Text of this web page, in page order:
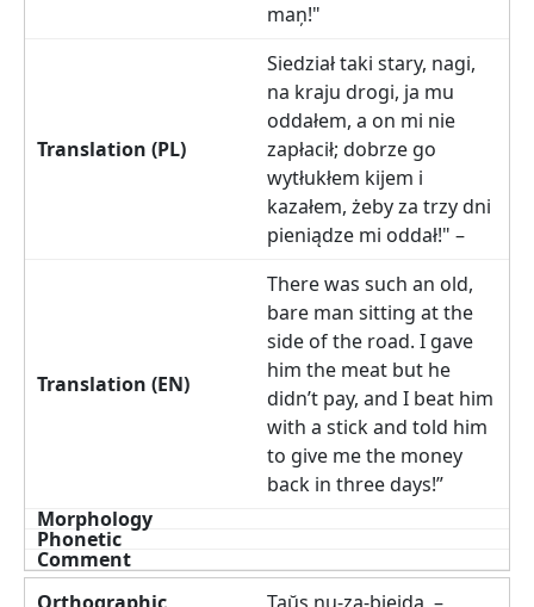
maņ!"
Siedział taki stary, nagi,
na kraju drogi, ja mu
oddałem, a on mi nie
zapłacił; dobrze go
wytłukłem kijem i
kazałem, żeby za trzy dni
pieniądze mi oddał!" –
There was such an old,
bare man sitting at the
side of the road. I gave
him the meat but he
didn’t pay, and I beat him
with a stick and told him
to give me the money
back in three days!”